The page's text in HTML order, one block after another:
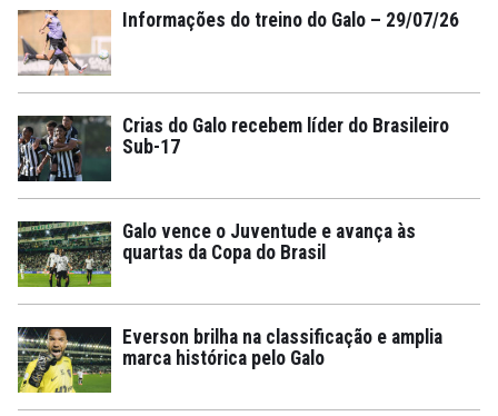
Informações do treino do Galo – 29/07/26
Crias do Galo recebem líder do Brasileiro
Sub-17
Galo vence o Juventude e avança às
quartas da Copa do Brasil
Everson brilha na classificação e amplia
marca histórica pelo Galo